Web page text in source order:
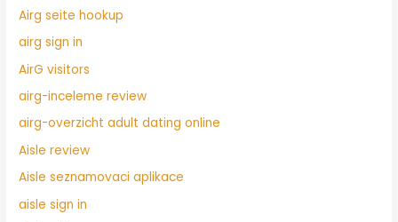
Airg seite hookup
airg sign in
AirG visitors
airg-inceleme review
airg-overzicht adult dating online
Aisle review
Aisle seznamovaci aplikace
aisle sign in